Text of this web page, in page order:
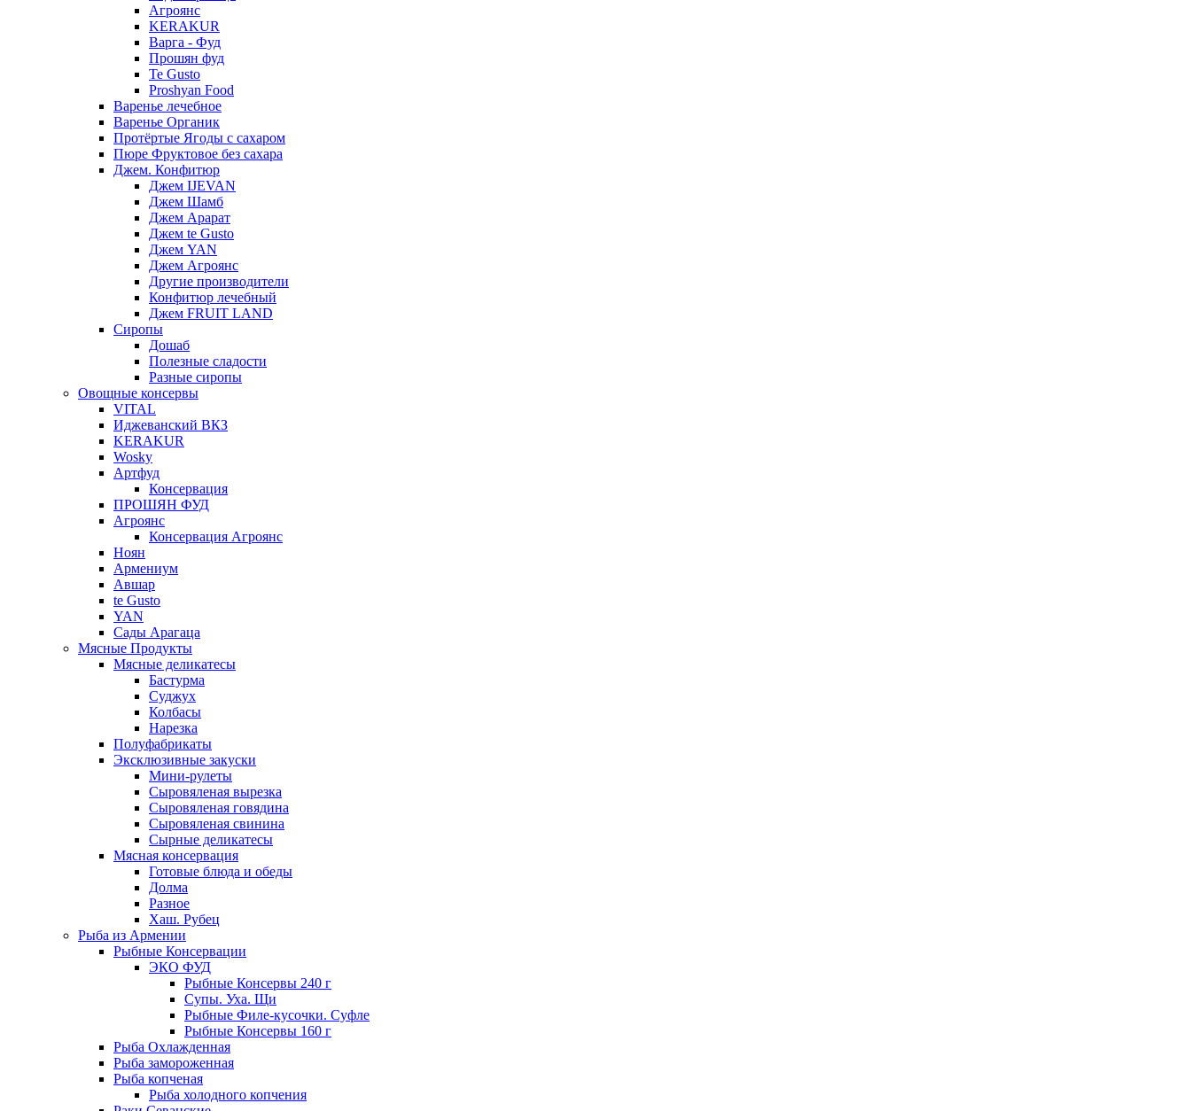
Агроянс
KERAKUR
Варга - Фуд
Прошян фуд
Te Gusto
Proshyan Food
Варенье лечебное
Варенье Органик
Протёртые Ягоды с сахаром
Пюре Фруктовое без сахара
Джем. Конфитюр
Джем IJEVAN
Джем Шамб
Джем Арарат
Джем te Gusto
Джем YAN
Джем Агроянс
Другие производители
Конфитюр лечебный
Джем FRUIT LAND
Сиропы
Дошаб
Полезные сладости
Разные сиропы
Овощные консервы
VITAL
Иджеванский ВКЗ
KERAKUR
Wosky
Артфуд
Консервация
ПРОШЯН ФУД
Агроянс
Консервация Агроянс
Ноян
Армениум
Авшар
te Gusto
YAN
Сады Арагаца
Мясные Продукты
Мясные деликатесы
Бастурма
Суджух
Колбасы
Нарезка
Полуфабрикаты
Эксклюзивные закуски
Мини-рулеты
Сыровяленая вырезка
Сыровяленая говядина
Сыровяленая свинина
Сырные деликатесы
Мясная консервация
Готовые блюда и обеды
Долма
Разное
Хаш. Рубец
Рыба из Армении
Рыбные Консервации
ЭКО ФУД
Рыбные Консервы 240 г
Супы. Уха. Щи
Рыбные Филе-кусочки. Суфле
Рыбные Консервы 160 г
Рыба Охлажденная
Рыба замороженная
Рыба копченая
Рыба холодного копчения